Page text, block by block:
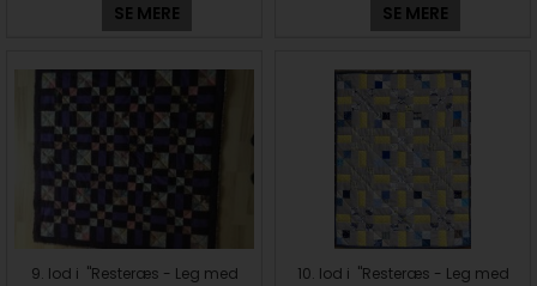
SE MERE SE MERE
9. lod i "Resteræs - Leg med
10. lod i "Resteræs - Leg med